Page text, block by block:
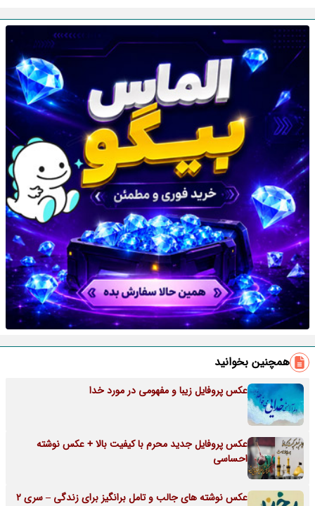
همچنین بخوانید
عکس پروفایل زیبا و مفهومی در مورد خدا
عکس پروفایل جدید محرم با کیفیت بالا + عکس نوشته
احساسی
عکس نوشته های جالب و تامل برانگیز برای زندگی – سری 2